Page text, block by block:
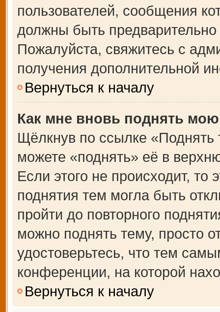
пользователей, сообщения
должны быть
Пожалуйста, свяжитесь с
получения дополнительной
Вернуться к началу
Как мне вновь поднять
Щёлкнув по ссылке
можете «поднять» её в
Если этого не происходит, то
поднятия тем могла быть
пройти до повторного
можно поднять тему, просто
удостоверьтесь, что тем
конференции, на которой
Вернуться к началу